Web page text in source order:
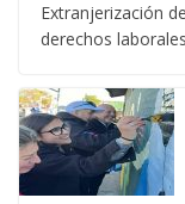
Extranjerización
derechos